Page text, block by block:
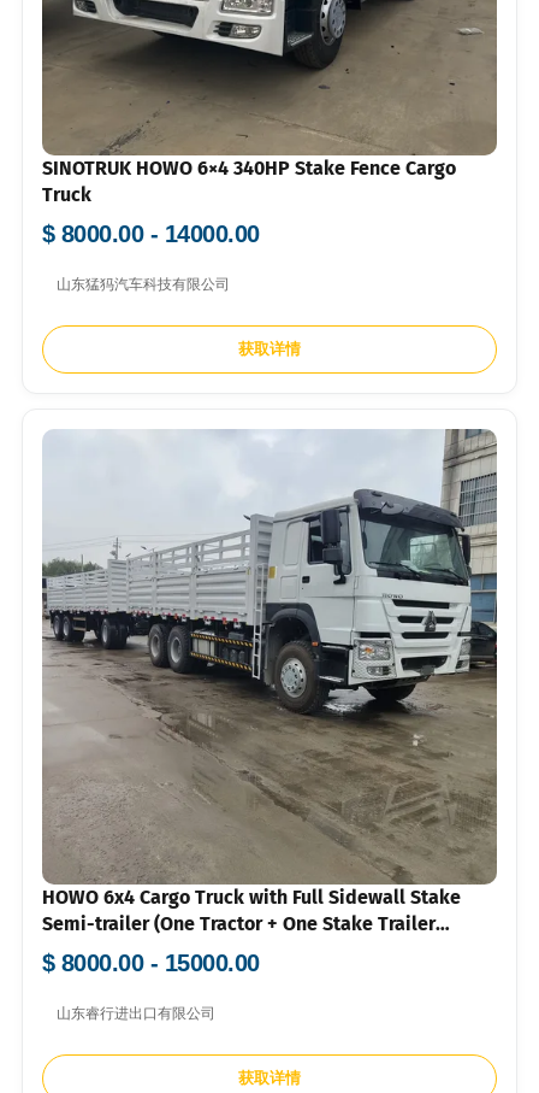
SINOTRUK HOWO 6×4 340HP Stake Fence Cargo
Truck
$ 8000.00 - 14000.00
山东猛犸汽车科技有限公司
获取详情
HOWO 6x4 Cargo Truck with Full Sidewall Stake
Semi-trailer (One Tractor + One Stake Trailer
Combination)
$ 8000.00 - 15000.00
山东睿行进出口有限公司
获取详情